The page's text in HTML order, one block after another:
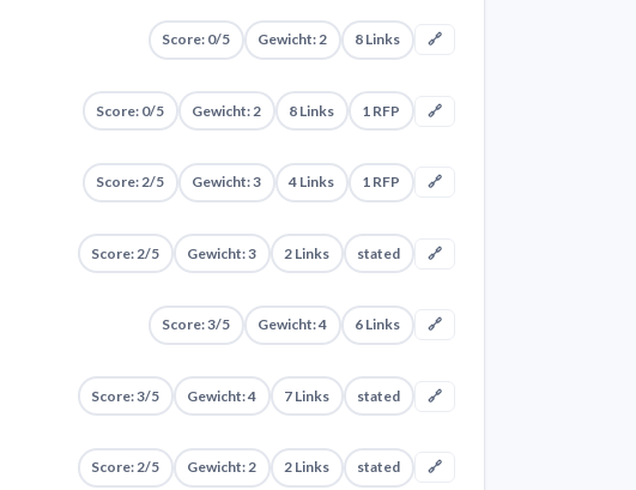
Score: 0/5 Gewicht: 2 8 Links 🔗
Score: 0/5 Gewicht: 2 8 Links 1 RFP 🔗
Score: 2/5 Gewicht: 3 4 Links 1 RFP 🔗
Score: 2/5 Gewicht: 3 2 Links stated 🔗
Score: 3/5 Gewicht: 4 6 Links 🔗
Score: 3/5 Gewicht: 4 7 Links stated 🔗
Score: 2/5 Gewicht: 2 2 Links stated 🔗